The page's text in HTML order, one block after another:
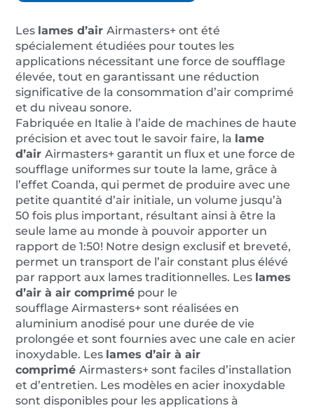
Les lames d’airAirmasters+ ont été
spécialement étudiées pour toutes les
applications nécessitant une force de soufflage
élevée, tout en garantissant une réduction
significative de la consommation d’air comprimé
et du niveau sonore.
Fabriquée en Italie à l’aide de machines de haute
précision et avec tout le savoir faire, la lame
d’airAirmasters+ garantit un flux et une force de
soufflage uniformes sur toute la lame, grâce à
l’effet Coanda, qui permet de produire avec une
petite quantité d’air initiale, un volume jusqu’à
50 fois plus important, résultant ainsi à être la
seule lame au monde à pouvoir apporter un
rapport de 1:50! Notre design exclusif et breveté,
permet un transport de l’air constant plus élévé
par rapport aux lames traditionnelles. Les lames
d’air à air comprimé pour le
soufflage Airmasters+ sont réalisées en
aluminium anodisé pour une durée de vie
prolongée et sont fournies avec une cale en acier
inoxydable. Les lames d’air à air
compriméAirmasters+ sont faciles d’installation
et d’entretien. Les modèles en acier inoxydable
sont disponibles pour les applications à